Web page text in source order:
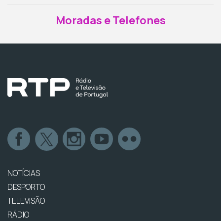
Moradas e Telefones
NOTÍCIAS
DESPORTO
TELEVISÃO
RÁDIO